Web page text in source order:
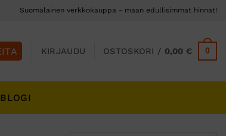
Suomalainen verkkokauppa - maan edullisimmat hinnat!
KIRJAUDU OSTOSKORI / 0,00€ 0
BLOGI